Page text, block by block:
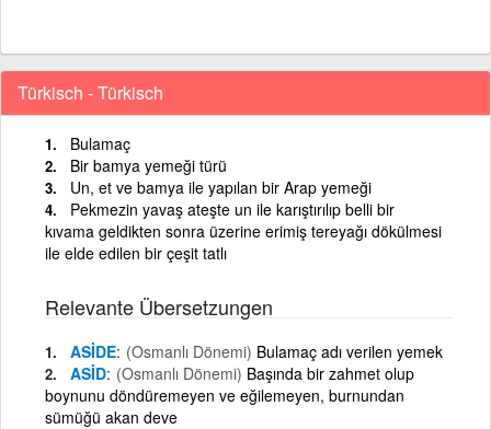
Türkisch - Türkisch
Bulamaç
Bir bamya yemeği türü
Un, et ve bamya ile yapılan bir Arap yemeği
Pekmezin yavaş ateşte un ile karıştırılıp belli bir
kıvama geldikten sonra üzerine erimiş tereyağı dökülmesi
ile elde edilen bir çeşit tatlı
Relevante Übersetzungen
ASİDE (Osmanlı Dönemi) Bulamaç adı verilen yemek
ASİD (Osmanlı Dönemi) Başında bir zahmet olup
boynunu döndüremeyen ve eğilemeyen, burnundan
sümüğü akan deve